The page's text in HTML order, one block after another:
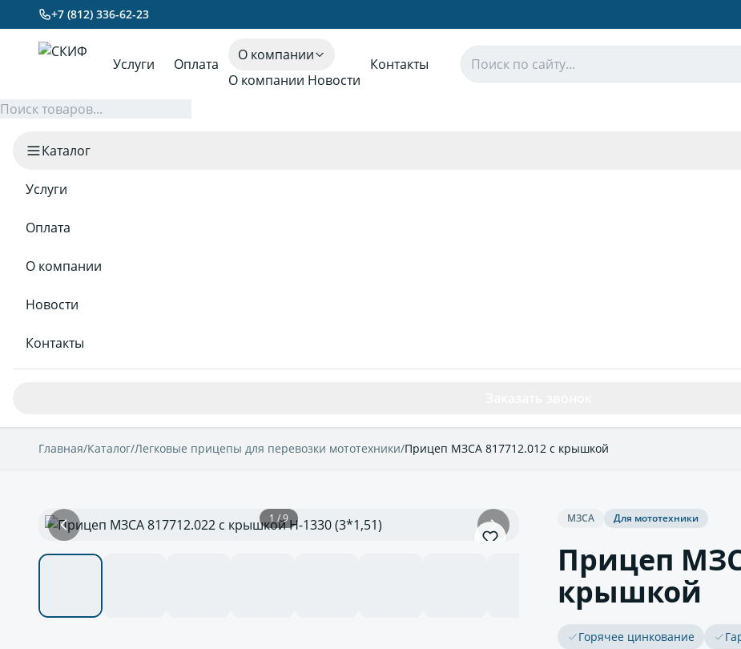
+7 (812) 336-62-23
Услуги Оплата
О компании
О компании Новости
Контакты
Каталог
Услуги
Оплата
О компании
Новости
Контакты
Главная/Каталог/Легковые прицепы для перевозки мототехники/Прицеп МЗСА 817712.012 с крышкой
1 / 9 МЗСА Для мототехники
Прицеп
крышкой
Горячее цинкование